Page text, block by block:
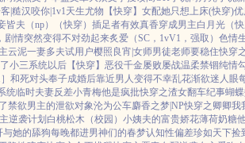
|糙汉咬你|1v1天生尤物【快穿】 女配她只想上床(快穿)优
皆夫（np） （快穿）插足者有效真香穿成男主白月光（快
剧情突然变得不对劲起来炙爱（SC，1vV1，强取） 色情
云泥一妻多夫试用户樱照良宵|女师男徒老师要稳住快穿
小三系统以后【快穿】 恶役千金屡败屡战温柔禁锢纯情
和死对头奉子成婚后靠近男人变得不幸乱花渐欲迷人眼
统临时夫妻反差小青梅他是疯批快穿之渣女翻车纪事蝴
禁欲男主的泄欲对象沦为公车麝香之梦|NP快穿之卿卿我
逆袭计划 白桃松木（校园） 小姨夫的富贵娇花薄荷奶糖
与她的舔狗每晚都进男神们的春梦认知性偏差珍如天下捡